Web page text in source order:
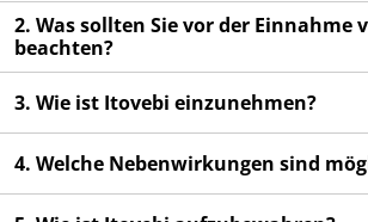
Wenn Sie weitere Fragen haben,
an Ihren Arzt oder Apotheker.
Dieses Arzneimittel wurde Ihnen
verschrieben. Geben Sie es
Es kann anderen Menschen
diese die gleichen Beschwerden
2. Was sollten Sie vor der Einnahme
beachten?
3. Wie ist Itovebi einzunehmen?
4. Welche Nebenwirkungen sind